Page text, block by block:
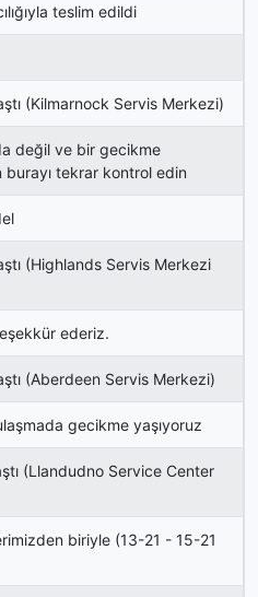
teslim edildi
(Kilmarnock Servis Merkezi)
değil ve bir gecikme
burayı tekrar kontrol edin
(Highlands Servis Merkezi
ederiz.
(Aberdeen Servis Merkezi)
gecikme yaşıyoruz
(Llandudno Service Center
biriyle (13-21 - 15-21